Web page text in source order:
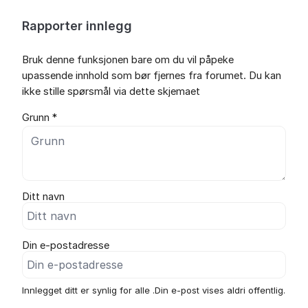
Rapporter innlegg
Bruk denne funksjonen bare om du vil påpeke
upassende innhold som bør fjernes fra forumet. Du kan
ikke stille spørsmål via dette skjemaet
Grunn *
Ditt navn
Din e-postadresse
Innlegget ditt er synlig for alle .Din e-post vises aldri offentlig.